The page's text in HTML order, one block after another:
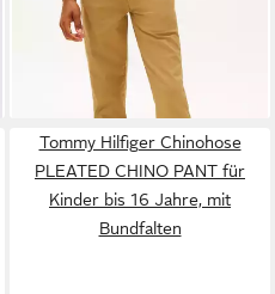
ab 35,96 €
UVP 59,90 €
Tommy Hilfiger Chinohose
PLEATED CHINO PANT für
Kinder bis 16 Jahre, mit
Bundfalten